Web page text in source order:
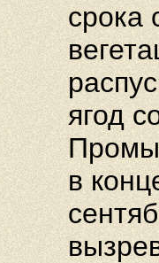
срока
ягод
в